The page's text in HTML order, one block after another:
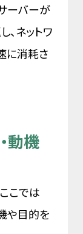
ーバーが
、ネットワ
に消耗さ
動機
こでは
や目的を